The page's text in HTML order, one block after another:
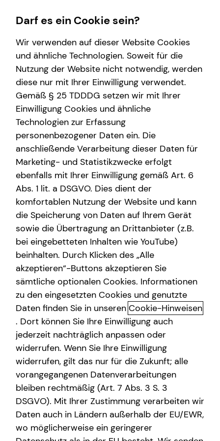
Wissenswertes
Über mich
Über tecis
Interview
Finanzberatung
Investment
Kapitalanlage Immobilien
Altersvorsorge
Arbeitskraftabsicherung
Kindervorsorge
Abigel Orban
Abigel Orban kennenlernen in
Mannheim
Finanzen sind so individuell wie das Leben selbst – und
genau deshalb bin ich für dich da. Egal, ob du gerade
mitten im Berufsleben stehst, deine ersten Ziele
verwirklichst oder über die Zukunft nachdenkst: Jede
Lebensphase bringt neue Fragen rund um Vorsorge,
Absicherung und Vermögensaufbau und
Vermögenssicherung mit sich.
Als Finanzberaterin helfe ich dir, deine finanziellen Ziele
und Wünsche zu erreichen – mit einer Beratung, die sich
ganz auf dich und deine Situation konzentriert.
Darf es ein Cookie sein?
Wir verwenden auf dieser Website Cookies
und ähnliche Technologien. Soweit für die
Nutzung der Website nicht notwendig, werden
diese nur mit Ihrer Einwilligung verwendet.
Gemäß § 25 TDDDG setzen wir mit Ihrer
Einwilligung Cookies und ähnliche
Technologien zur Erfassung
personenbezogener Daten ein. Die
anschließende Verarbeitung dieser Daten für
Marketing- und Statistikzwecke erfolgt
ebenfalls mit Ihrer Einwilligung gemäß Art. 6
Abs. 1 lit. a DSGVO. Dies dient der
komfortablen Nutzung der Website und kann
die Speicherung von Daten auf Ihrem Gerät
sowie die Übertragung an Drittanbieter (z.B.
bei eingebetteten Inhalten wie YouTube)
beinhalten. Durch Klicken des „Alle
akzeptieren“-Buttons akzeptieren Sie
sämtliche optionalen Cookies. Informationen
zu den eingesetzten Cookies und genutzte
Daten finden Sie in unseren Cookie-Hinweisen
. Dort können Sie Ihre Einwilligung auch
jederzeit nachträglich anpassen oder
widerrufen. Wenn Sie Ihre Einwilligung
widerrufen, gilt das nur für die Zukunft; alle
vorangegangenen Datenverarbeitungen
bleiben rechtmäßig (Art. 7 Abs. 3 S. 3
DSGVO). Mit Ihrer Zustimmung verarbeiten wir
Daten auch in Ländern außerhalb der EU/EWR,
wo möglicherweise ein geringerer